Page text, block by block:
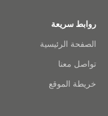
سريعة
الرئيسية
معنا
الموقع